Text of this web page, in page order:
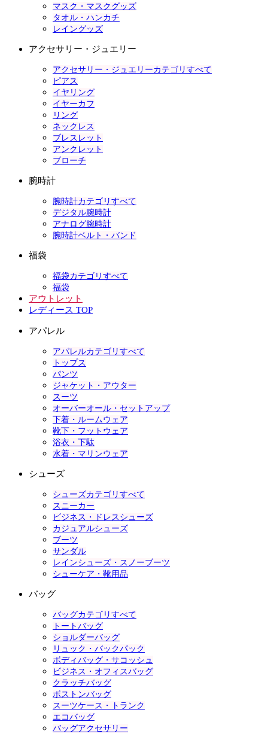
マスク・マスクグッズ
タオル・ハンカチ
レイングッズ
アクセサリー・ジュエリー
アクセサリー・ジュエリーカテゴリすべて
ピアス
イヤリング
イヤーカフ
リング
ネックレス
ブレスレット
アンクレット
ブローチ
腕時計
腕時計カテゴリすべて
デジタル腕時計
アナログ腕時計
腕時計ベルト・バンド
福袋
福袋カテゴリすべて
福袋
アウトレット
レディース TOP
アパレル
アパレルカテゴリすべて
トップス
パンツ
ジャケット・アウター
スーツ
オーバーオール・セットアップ
下着・ルームウェア
靴下・フットウェア
浴衣・下駄
水着・マリンウェア
シューズ
シューズカテゴリすべて
スニーカー
ビジネス・ドレスシューズ
カジュアルシューズ
ブーツ
サンダル
レインシューズ・スノーブーツ
シューケア・靴用品
バッグ
バッグカテゴリすべて
トートバッグ
ショルダーバッグ
リュック・バックパック
ボディバッグ・サコッシュ
ビジネス・オフィスバッグ
クラッチバッグ
ボストンバッグ
スーツケース・トランク
エコバッグ
バッグアクセサリー